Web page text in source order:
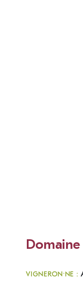
VIGNERON·NE :